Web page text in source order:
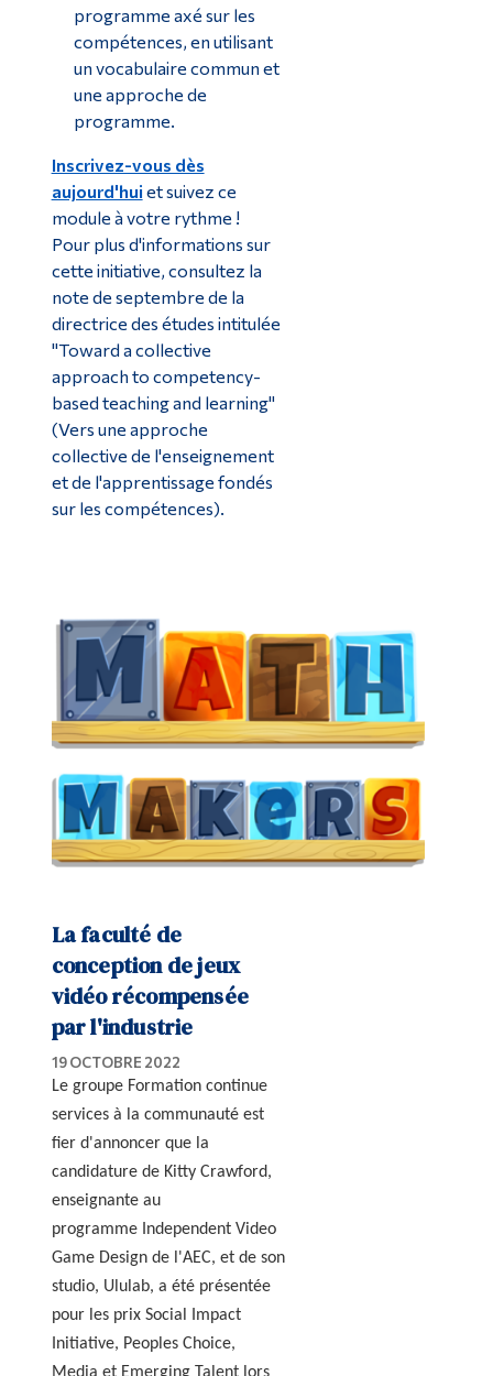
programme axé sur les
compétences, en utilisant
un vocabulaire commun et
une approche de
programme.
Inscrivez-vous dès
aujourd'hui et suivez ce
module à votre rythme !
Pour plus d'informations sur
cette initiative, consultez la
note de septembre de la
directrice des études intitulée
"Toward a collective
approach to competency-
based teaching and learning"
(Vers une approche
collective de l'enseignement
et de l'apprentissage fondés
sur les compétences).
La faculté de
conception de jeux
vidéo récompensée
par l'industrie
19 OCTOBRE 2022
Le groupe Formation continue
services à la communauté est
fier d'annoncer que la
candidature de Kitty Crawford,
enseignante au
programme Independent Video
Game Design de l'AEC, et de son
studio, Ululab, a été présentée
pour les prix Social Impact
Initiative, Peoples Choice,